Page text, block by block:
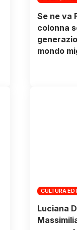
Se ne va
colonna
mondo
CULTURA ED
Luciana